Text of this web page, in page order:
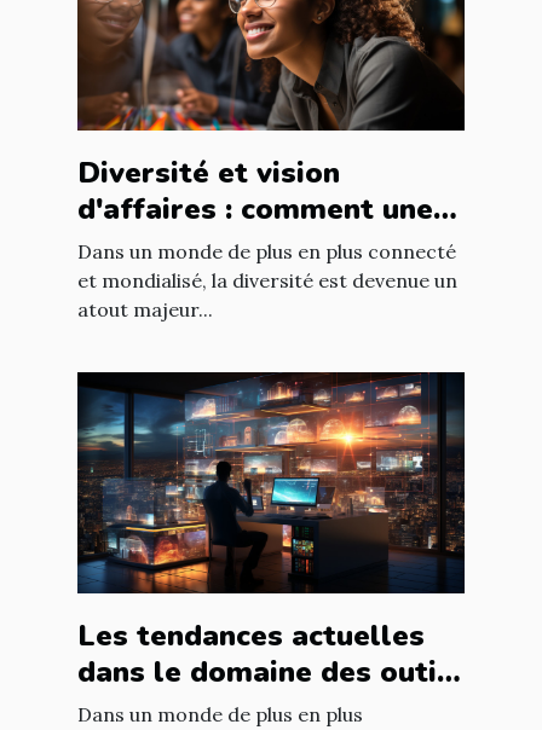
Diversité et vision
d'affaires : comment une
équipe diversifiée peut
stimuler l'innovation
Dans un monde de plus en plus connecté
et mondialisé, la diversité est devenue un
atout majeur...
Les tendances actuelles
dans le domaine des outils
et services numériques
Dans un monde de plus en plus